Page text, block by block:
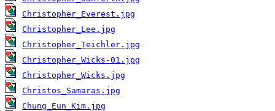
Christopher_Everest.jpg
Christopher_Lee.jpg
Christopher_Teichler.jpg
Christopher_Wicks-01.jpg
Christopher_Wicks.jpg
Christos_Samaras.jpg
Chung_Eun_Kim.jpg